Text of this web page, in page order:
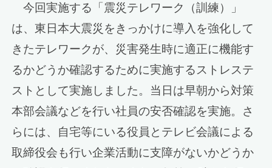
今回実施する「震災テレワーク（訓練）」
は、東日本大震災をきっかけに導入を強化して
きたテレワークが、災害発生時に適正に機能す
るかどうか確認するために実施するストレステ
ストとして実施しました。当日は早朝から対策
本部会議などを行い社員の安否確認を実施。さ
らには、自宅等にいる役員とテレビ会議による
取締役会も行い企業活動に支障がないかどうか